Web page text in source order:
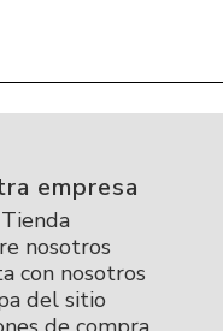
empresa
Tienda
nosotros
con nosotros
del sitio